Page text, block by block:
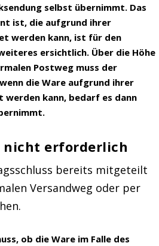
selbst übernimmt. Das
ist, die aufgrund ihrer
werden kann, ist für den
ersichtlich. Über die Höhe
Postweg muss der
die Ware aufgrund ihrer
kann, bedarf es dann
nicht erforderlich
bereits mitgeteilt
Versandweg oder per
ob die Ware im Falle des